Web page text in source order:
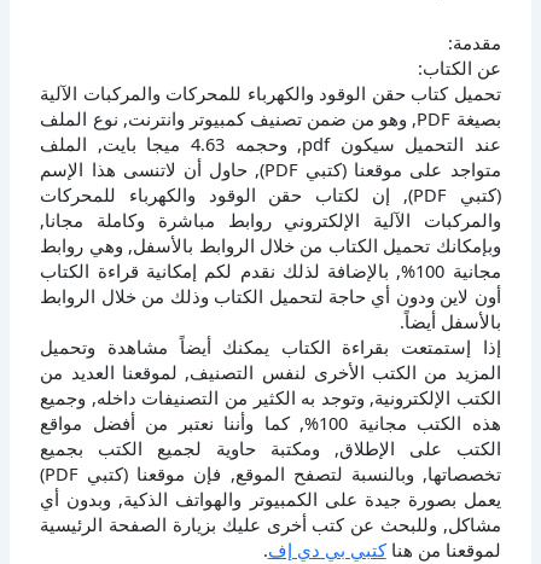
مقدمة:
عن الكتاب:
تحميل كتاب حقن الوقود والكهرباء للمحركات والمركبات الآلية
بصيغة PDF, وهو من ضمن تصنيف كمبيوتر وانترنت, نوع الملف
عند التحميل سيكون pdf, وحجمه 4.63 ميجا بايت, الملف
متواجد على موقعنا (كتبي PDF), حاول أن لاتنسى هذا الإسم
(كتبي PDF), إن لكتاب حقن الوقود والكهرباء للمحركات
والمركبات الآلية الإلكتروني روابط مباشرة وكاملة مجانا,
وبإمكانك تحميل الكتاب من خلال الروابط بالأسفل, وهي روابط
مجانية 100%, بالإضافة لذلك نقدم لكم إمكانية قراءة الكتاب
أون لاين ودون أي حاجة لتحميل الكتاب وذلك من خلال الروابط
بالأسفل أيضاً.
إذا إستمتعت بقراءة الكتاب يمكنك أيضاً مشاهدة وتحميل
المزيد من الكتب الأخرى لنفس التصنيف, لموقعنا العديد من
الكتب الإلكترونية, وتوجد به الكثير من التصنيفات داخله, وجميع
هذه الكتب مجانية 100%, كما وأننا نعتبر من أفضل مواقع
الكتب على الإطلاق, ومكتبة حاوية لجميع الكتب بجميع
تخصصاتها, وبالنسبة لتصفح الموقع, فإن موقعنا (كتبي PDF)
يعمل بصورة جيدة على الكمبيوتر والهواتف الذكية, وبدون أي
مشاكل, وللبحث عن كتب أخرى عليك بزيارة الصفحة الرئيسية
لموقعنا من هناكتبي بي دي إف.